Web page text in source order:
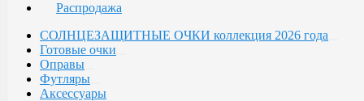
Распродажа
СОЛНЦЕЗАЩИТНЫЕ ОЧКИ коллекция 2026 года
Готовые очки
Оправы
Футляры
Аксессуары